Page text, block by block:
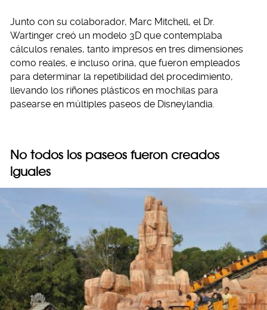
Junto con su colaborador, Marc Mitchell, el Dr.
Wartinger creó un modelo 3D que contemplaba
cálculos renales, tanto impresos en tres dimensiones
como reales, e incluso orina, que fueron empleados
para determinar la repetibilidad del procedimiento,
llevando los riñones plásticos en mochilas para
pasearse en múltiples paseos de Disneylandia.
No todos los paseos fueron creados
iguales